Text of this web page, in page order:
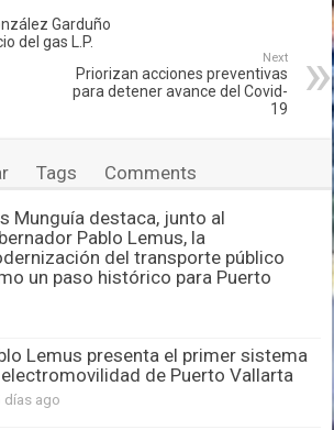
Garduño
del gas L.P.
Next
Priorizan acciones preventivas
para detener avance del Covid-
19
Tags Comments
Munguía destaca, junto al
Pablo Lemus, la
del transporte público
un paso histórico para Puerto
Lemus presenta el primer sistema
de Puerto Vallarta
días ago